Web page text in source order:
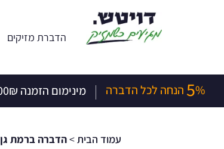
הדברת מזיקים
5% הנחה לכל הדברה | מינימום הזמנה 400₪
עמוד הבית>הדברה ברמת גן